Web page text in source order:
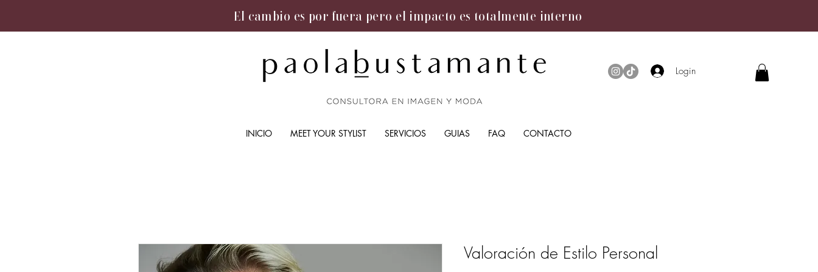
El cambio es por fuera pero el impacto es totalmente interno
Login
INICIO MEET YOUR STYLIST SERVICIOS GUIAS FAQ CONTACTO
Valoración de Estilo Personal